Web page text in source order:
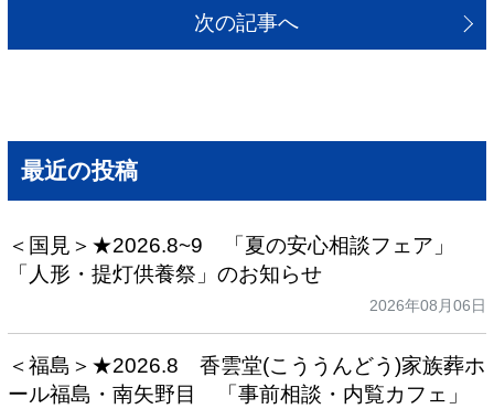
次の記事へ
最近の投稿
＜国見＞★2026.8~9 「夏の安心相談フェア」
「人形・提灯供養祭」のお知らせ
2026年08月06日
＜福島＞★2026.8 香雲堂(こううんどう)家族葬ホ
ール福島・南矢野目 「事前相談・内覧カフェ」